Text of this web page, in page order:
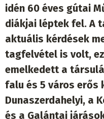
idén 60 éves gútai
diákjai léptek fel. A
aktuális kérdések
tagfelvétel is volt,
emelkedett a
falu és 5 város erős
Dunaszerdahelyi, a
és a Galántai